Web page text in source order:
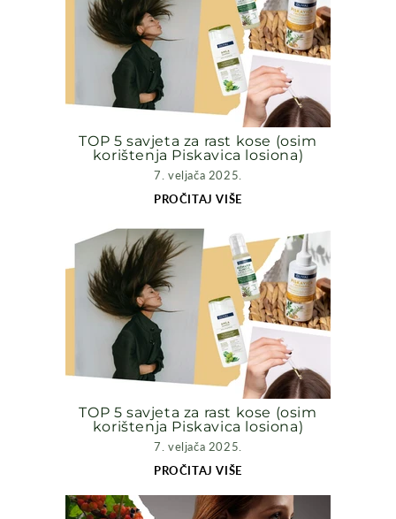
TOP 5 savjeta za rast kose (osim
korištenja Piskavica losiona)
7. veljača 2025.
PROČITAJ VIŠE
TOP 5 savjeta za rast kose (osim
korištenja Piskavica losiona)
7. veljača 2025.
PROČITAJ VIŠE